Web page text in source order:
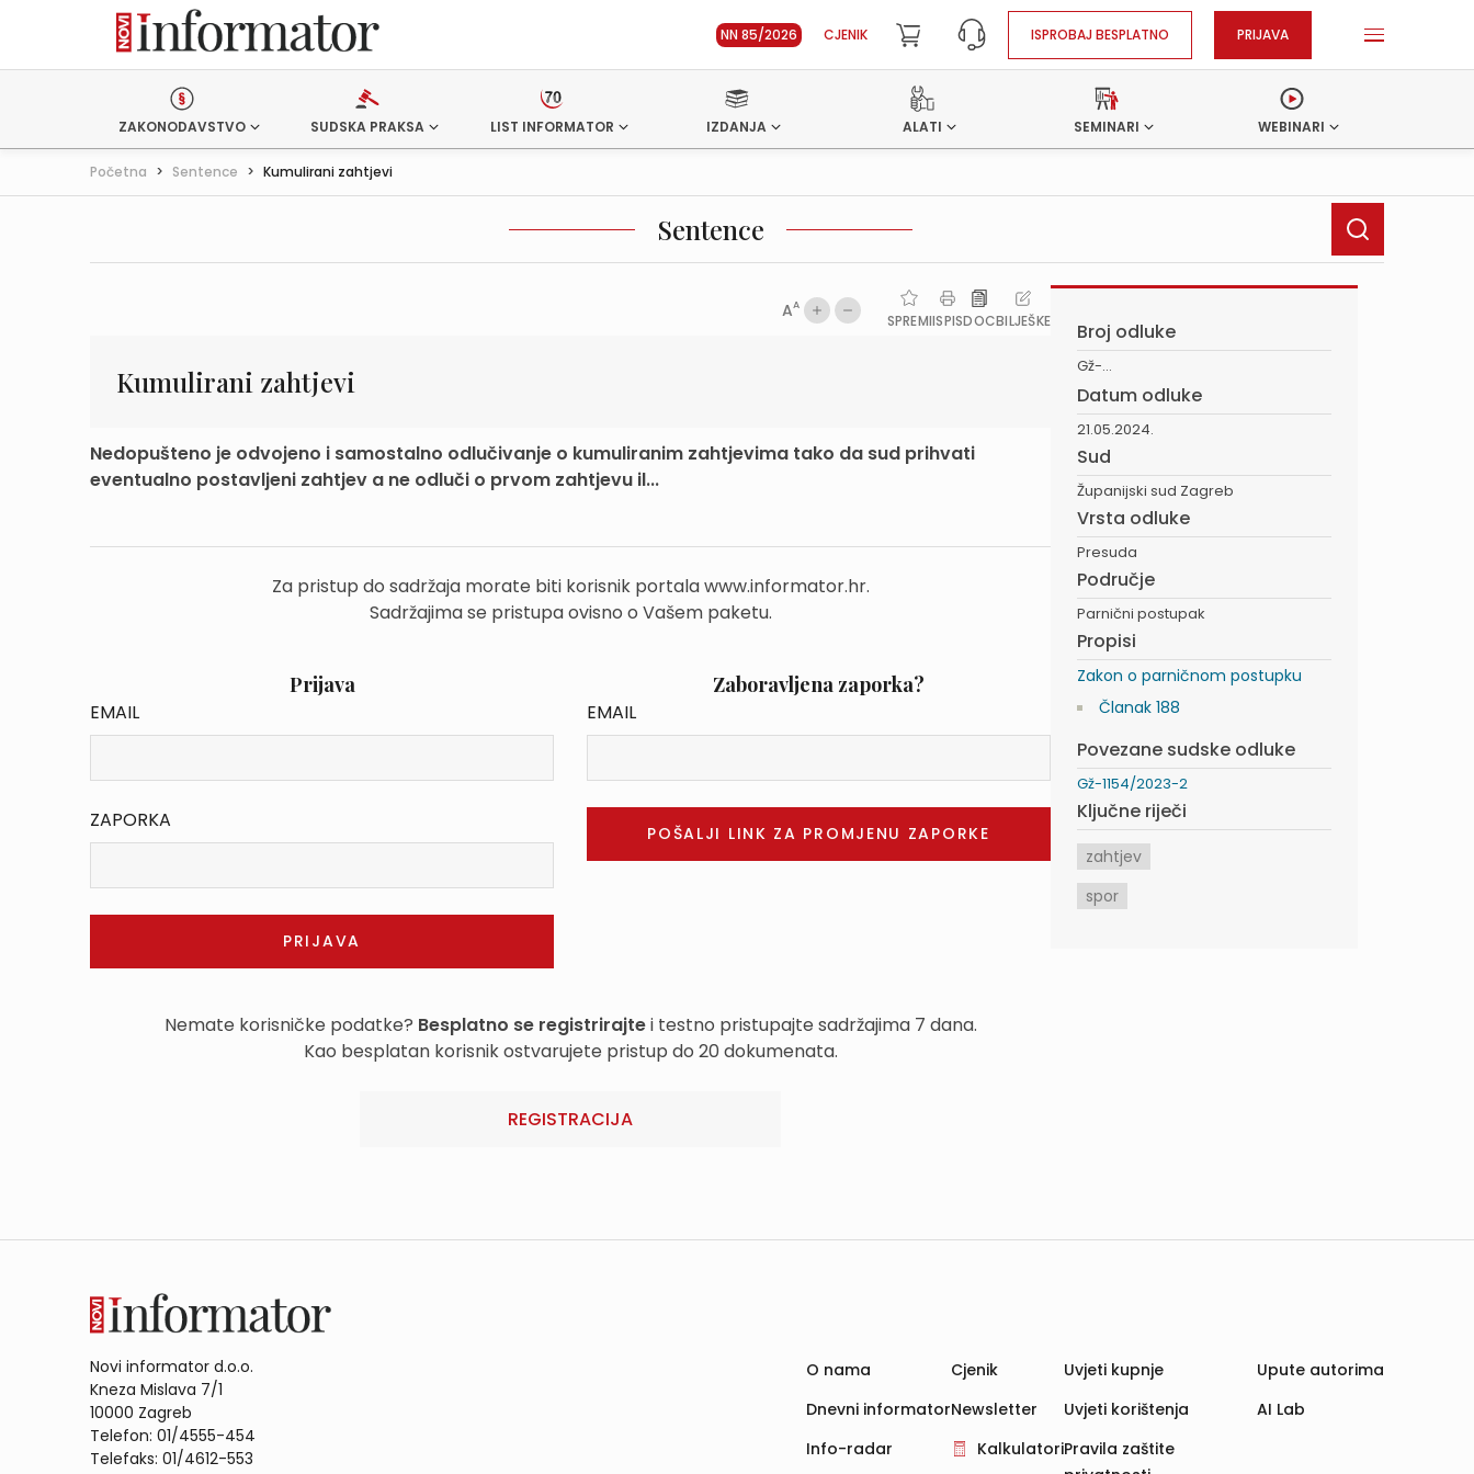
NN 85/2026 CJENIK ISPROBAJ BESPLATNO PRIJAVA
ZAKONODAVSTVO SUDSKA PRAKSA LIST INFORMATOR IZDANJA ALATI SEMINARI WEBINARI
Početna > Sentence > Kumulirani zahtjevi
Sentence
AA
SPREMIISPISDOCBILJEŠKE
Kumulirani zahtjevi
Nedopušteno je odvojeno i samostalno odlučivanje o kumuliranim zahtjevima tako da sud prihvati
eventualno postavljeni zahtjev a ne odluči o prvom zahtjevu il...
Za pristup do sadržaja morate biti korisnik portala www.informator.hr.
Sadržajima se pristupa ovisno o Vašem paketu.
Prijava
EMAIL
ZAPORKA
Zaboravljena zaporka?
EMAIL
Nemate korisničke podatke? Besplatno se registrirajtei testno pristupajte sadržajima 7 dana.
Kao besplatan korisnik ostvarujete pristup do 20 dokumenata.
REGISTRACIJA
Broj odluke
Gž-...
Datum odluke
21.05.2024.
Sud
Županijski sud Zagreb
Vrsta odluke
Presuda
Područje
Parnični postupak
Propisi
Zakon o parničnom postupku
Članak 188
Povezane sudske odluke
Gž-1154/2023-2
Ključne riječi
zahtjev
spor
Novi informator d.o.o.
Kneza Mislava 7/1
10000 Zagreb
Telefon: 01/4555-454
Telefaks: 01/4612-553
O nama
Dnevni informator
Info-radar
Cjenik
Newsletter
Kalkulatori
Uvjeti kupnje
Uvjeti korištenja
Pravila zaštite
Upute autorima
AI Lab